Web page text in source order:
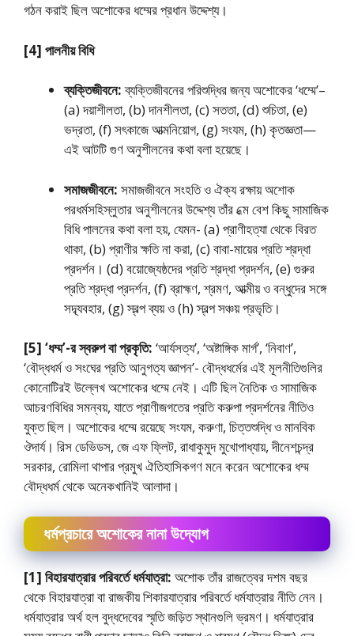
গঠন করাই ছিল অশােকের ধম্মের প্রধান উদ্দেশ্য।
[4] পালনীয় বিধি
ব্যক্তিজীবনে:ব্যক্তিজীবনের পরিশুদ্ধির জন্য অশােকের ‘ধম্মে’–
(a) দয়াশীলতা, (b) দানশীলতা, (c) সততা, (d) শুচিতা, (e)
ভদ্রতা, (f) সৎকাজে আত্মনিয়ােগ, (g) সংযম, (h) কৃতজ্ঞতা—
এই আটটি গুণ অনুশীলনের কথা বলা হয়েছে।
সমাজজীবনে: সমাজজীবনে সংহতি ও ঐক্য রক্ষায় অশােক
পরধর্মসহিস্লুতার অনুশীলনের উদ্দেশ্য তাঁর ধ্মে বেশ কিছু সামাজিক
বিধি পালনের কথা বলা হয়, যেমন- (a) প্রাণীহত্যা থেকে বিরত
থাকা, (b) প্রাণীর ক্ষতি না করা, (c) বাবা-মায়ের প্রতি শ্রদ্ধা
প্রদর্শন। (d) বয়ােজ্যেষ্ঠদের প্রতি শ্রদ্ধা প্রদর্শন, (e) গুরুর
প্রতি শ্রদ্ধা প্রদর্শন, (f) ব্রাহ্মণ, শ্রমণ, আত্মীয় ও বন্ধুদের সঙ্গে
সদ্ব্যবহার, (g) স্বল্প ব্যয় ও (h) স্বল্প সঞ্চয় প্রভৃতি।
[5] ‘ধম্ম’-র স্বরুপ বা প্রকৃতি: ‘আর্যসত্য’, ‘অষ্টাঙ্গিক মার্গ’, ‘নিবাণ’,
‘বৌদ্ধধর্ম ও সংঘের প্রতি আনুগত্য জ্ঞাপন’- বৌদ্ধধর্মের এই মূলনীতিগুলির
কোনােটিরই উল্লেখ অশােকের ধম্মে নেই। এটি ছিল নৈতিক ও সামাজিক
আচরণবিধির সমন্বয়, যাতে প্রাণীজগতের প্রতি করুপা প্রদর্শনের নীতিও
যুক্ত ছিল। অশােকের ধম্মে রয়েছে সংযম, করুণা, চিত্তশুদ্ধি ও মানবিক
ঔদার্য। রিস ডেভিডস, জে এফ ফ্লিট, রাধাকুমুদ মুখােপাধ্যায়, দীনেশচন্দ্র
সরকার, রােমিলা থাপার প্রমুখ ঐতিহাসিকগণ মনে করেন অশােকের ধম্ম
বৌদ্ধধর্ম থেকে অনেকখানিই আলাদা।
ধর্মপ্রচারে অশােকের নানা উদ্যোগ
[1] বিহারযাত্রার পরিবর্তে ধর্মযাত্রা: অশােক তাঁর‌ রাজত্বের দশম বছর
থেকে বিহারযাত্রা বা রাজকীয় শিকারযাত্রার পরিবর্তে ধর্মযাত্রার নীতি নেন।
ধর্মযাত্রার অর্থ হল বুদ্ধদেবের স্মৃতি জড়িত স্থানগুলি ভ্রমণ। ধর্মযাত্রার